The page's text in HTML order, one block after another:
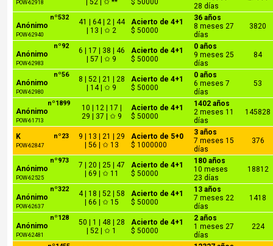
POW-62918
| 52 | ✩ **
$ 50000
28 días
nº532
Anónimo
POW-62940
41 | 64 | 2 | 44
| 13 | ✩ 2
Acierto de 4+1
$ 50000
36 años
8 meses 27
días
3820
nº92
Anónimo
POW-62983
6 | 17 | 38 | 46
| 57 | ✩ 9
Acierto de 4+1
$ 50000
0 años
9 meses 25
días
84
nº56
Anónimo
POW-62980
8 | 52 | 21 | 28
| 14 | ✩ 9
Acierto de 4+1
$ 50000
0 años
6 meses 7
días
53
nº1899
Anónimo
POW-61713
10 | 12 | 17 |
29 | 37 | ✩ 9
Acierto de 4+1
$ 50000
1402 años
2 meses 11
días
145828
nº23
K
POW-62847
9 | 13 | 21 | 29
| 56 | ✩ 13
Acierto de 5+0
$ 1000000
3 años
7 meses 15
días
376
nº973
Anónimo
POW-62525
7 | 20 | 25 | 47
| 69 | ✩ 11
Acierto de 4+1
$ 50000
180 años
10 meses
23 días
18812
nº322
Anónimo
POW-62637
4 | 18 | 52 | 58
| 66 | ✩ 15
Acierto de 4+1
$ 50000
13 años
7 meses 22
días
1418
nº128
Anónimo
POW-62481
50 | 1 | 48 | 28
| 52 | ✩ 1
Acierto de 4+1
$ 50000
2 años
1 meses 27
días
224